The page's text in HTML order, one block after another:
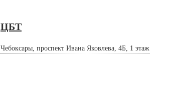
ЦБТ
Чебоксары, проспект Ивана Яковлева, 4Б, 1 этаж